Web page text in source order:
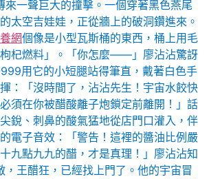
來一聲巨大的撞擊。一個穿著黑色燕尾
太空吉娃娃，正從牆上的破洞鑽進來。
網個像是小型瓦斯桶的東西，桶上用毛
杞燃料」。「你怎麼——」廖沾沾驚訝
用它的小短腿站得筆直，戴著白色手
：「沒時間了，沾沾先生！宇宙水餃快
須在你被醋酸離子炮鎖定前離開！」話
銳、刺鼻的酸氣猛地從店門口灌入，伴
電子音效：「警告！這裡的醬油比例嚴
九點九九的醋，才是真理！」廖沾沾知
，王醋狂，已經找上門了。他的宇宙冒